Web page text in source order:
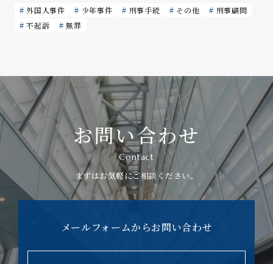
外国人事件 少年事件 刑事手続 その他
刑事顧問
不起訴
無罪
お問い合わせ
Contact
まずはお気軽にご相談ください。
メールフォームからお問い合わせ